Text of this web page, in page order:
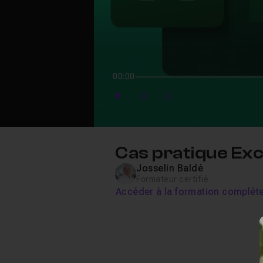
00:00
PlayForwardForward
Cas pratique
Josselin Baldé
Accéder à la formation